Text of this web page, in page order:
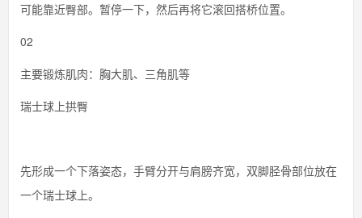
可能靠近臀部。暂停一下，然后再将它滚回搭桥位置。
02
主要锻炼肌肉：胸大肌、三角肌等
瑞士球上拱臀
先形成一个下落姿态，手臂分开与肩膀齐宽，双脚胫骨部位放在
一个瑞士球上。